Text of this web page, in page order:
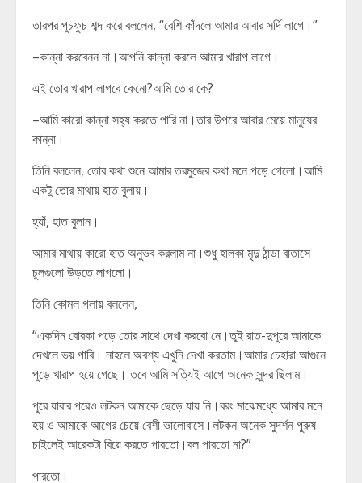
তারপর পুচফুচ শব্দ করে বললেন, “বেশি কাঁদলে আমার আবার সর্দি লাগে।”
–কান্না করবেনন না।আপনি কান্না করলে আমার খারাপ লাগে।
এই তোর খারাপ লাগবে কেনো?আমি তোর কে?
–আমি কারো কান্না সহ্য করতে পারি না।তার উপরে আবার মেয়ে মানুষের
কান্না।
তিনি বললেন, তোর কথা শুনে আমার তরমুজের কথা মনে পড়ে গেলো।আমি
একটু তোর মাথায় হাত বুলায়।
হ্যাঁ, হাত বুলান।
আমার মাথায় কারো হাত অনুভব করলাম না।শুধু হালকা মৃদু ঠান্ডা বাতাসে
চুলগুলো উড়তে লাগলো।
তিনি কোমল গলায় বললেন,
“একদিন বোরকা পড়ে তোর সাথে দেখা করবো নে।তুই রাত-দুপুরে আমাকে
দেখলে ভয় পাবি। নাহলে অবশ্য এখুনি দেখা করতাম।আমার চেহারা আগুনে
পুড়ে খারাপ হয়ে গেছে। তবে আমি সত্যিই আগে অনেক সুন্দর ছিলাম।
পুরে যাবার পরেও লটকন আমাকে ছেড়ে যায় নি।বরং মাঝেমধ্যে আমার মনে
হয় ও আমাকে আগের চেয়ে বেশী ভালোবাসে।লটকন অনেক সুদর্শন পুরুষ
চাইলেই আরেকটা বিয়ে করতে পারতো।বল পারতো না?”
পারতো।